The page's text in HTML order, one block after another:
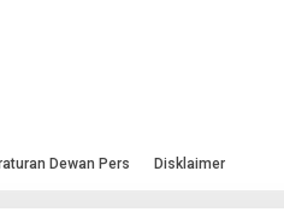
Dewan Pers Disklaimer